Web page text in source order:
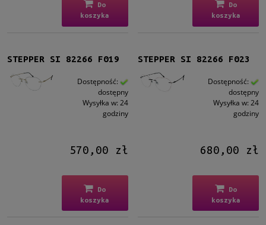
Do
koszyka
Do
koszyka
STEPPER SI 82266 F019
Dostępność:
dostępny
Wysyłka w: 24
godziny
570,00 zł
Do
koszyka
STEPPER SI 82266 F023
Dostępność:
dostępny
Wysyłka w: 24
godziny
680,00 zł
Do
koszyka